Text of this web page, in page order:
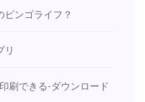
ビンゴライフ？
リ
刷できる-ダウンロード